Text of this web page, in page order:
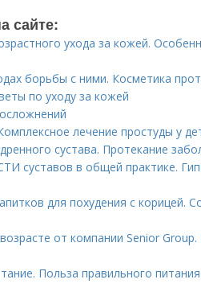
сайте:
ухода за кожей.
борьбы с ними. Косметика
по уходу за кожей
лечение простуды у
сустава. Протекание
в общей практике.
для похудения с корицей.
от компании Senior
Польза правильного